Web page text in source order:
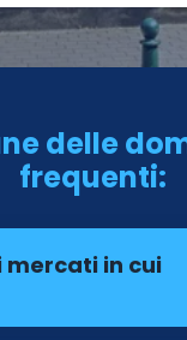
delle
frequenti:
mercati in cui